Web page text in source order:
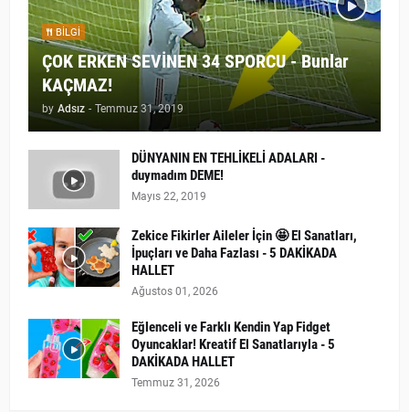
BILGI
ÇOK ERKEN SEVİNEN 34 SPORCU - Bunlar
KAÇMAZ!
by Adsız - Temmuz 31, 2019
DÜNYANIN EN TEHLİKELİ ADALARI -
duymadım DEME!
Mayıs 22, 2019
Zekice Fikirler Aileler İçin 🤩 El Sanatları,
İpuçları ve Daha Fazlası - 5 DAKİKADA
HALLET
Ağustos 01, 2026
Eğlenceli ve Farklı Kendin Yap Fidget
Oyuncaklar! Kreatif El Sanatlarıyla - 5
DAKİKADA HALLET
Temmuz 31, 2026